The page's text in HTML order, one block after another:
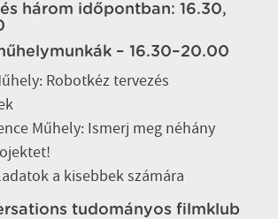
három időpontban: 16.30,
– 16.30–20.00
Robotkéz tervezés
Műhely: Ismerj meg néhány
a kisebbek számára
tudományos filmklub